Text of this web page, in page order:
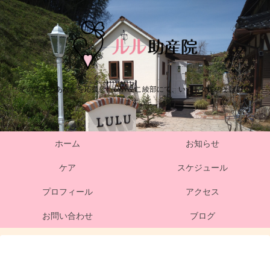
そのままのあなたを応援したい。ここ綾部にて、いつも女性のそばにい
ます。
ホーム お知らせ
ケア スケジュール
プロフィール アクセス
お問い合わせ ブログ